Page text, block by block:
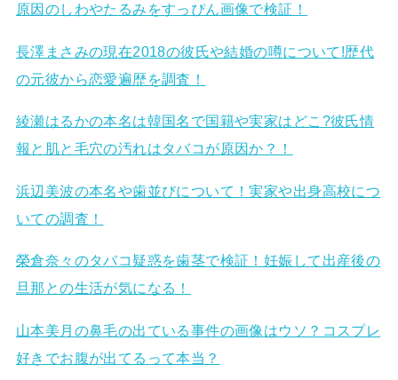
原因のしわやたるみをすっぴん画像で検証！
長澤まさみの現在2018の彼氏や結婚の噂について!歴代
の元彼から恋愛遍歴を調査！
綾瀬はるかの本名は韓国名で国籍や実家はどこ?彼氏情
報と肌と毛穴の汚れはタバコが原因か？！
浜辺美波の本名や歯並びについて！実家や出身高校につ
いての調査！
榮倉奈々のタバコ疑惑を歯茎で検証！妊娠して出産後の
旦那との生活が気になる！
山本美月の鼻毛の出ている事件の画像はウソ？コスプレ
好きでお腹が出てるって本当？